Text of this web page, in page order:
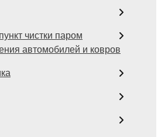
чистки паром
автомобилей и ковров